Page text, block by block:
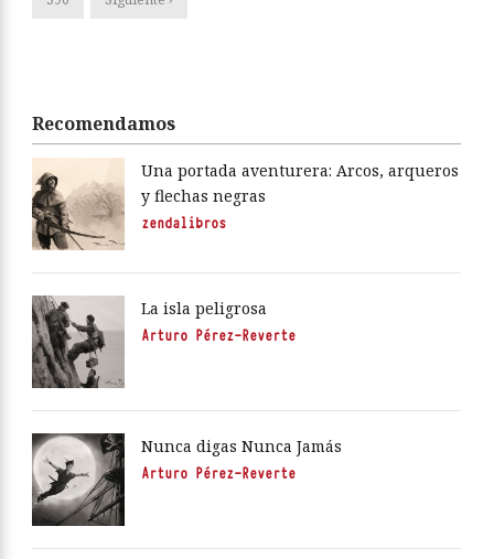
Recomendamos
Una portada aventurera: Arcos, arqueros
y flechas negras
zendalibros
La isla peligrosa
Arturo Pérez-Reverte
Nunca digas Nunca Jamás
Arturo Pérez-Reverte